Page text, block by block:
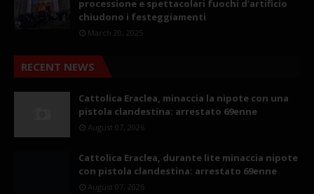
processione e spettacolari fuochi d’artificio
chiudono i festeggiamenti
March 20, 2025
RECENT NEWS
Cattolica Eraclea, minaccia la nipote con una
pistola clandestina: arrestato 69enne
August 07, 2026
Cattolica Eraclea, durante lite minaccia nipote
con pistola clandestina: arrestato 69enne
August 07, 2026